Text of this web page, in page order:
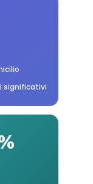
significativi